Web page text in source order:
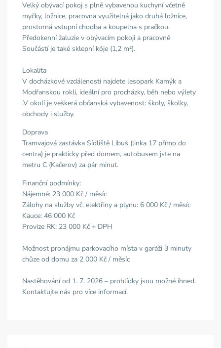
Velký obývací pokoj s plně vybavenou kuchyní včetně
myčky, ložnice, pracovna využitelná jako druhá ložnice,
prostorná vstupní chodba a koupelna s pračkou.
Předokenní žaluzie v obývacím pokoji a pracovně
Součástí je také sklepní kóje (1,2 m²).
Lokalita
V docházkové vzdálenosti najdete lesopark Kamýk a
Modřanskou rokli, ideální pro procházky, běh nebo výlety
.V okolí je veškerá občanská vybavenost: školy, školky,
obchody i služby.
Doprava
Tramvajová zastávka Sídliště Libuš (linka 17 přímo do
centra) je prakticky před domem, autobusem jste na
metru C (Kačerov) za pár minut.
Finanční podmínky:
Nájemné: 23 000 Kč / měsíc
Zálohy na služby vč. elektřiny a plynu: 6 000 Kč / měsíc
Kauce: 46 000 Kč
Provize RK: 23 000 Kč + DPH
Možnost pronájmu parkovacího místa v garáži 3 minuty
chůze od domu za 2 000 Kč / měsíc
Nastěhování od 1. 7. 2026 – prohlídky jsou možné ihned.
Kontaktujte nás pro více informací.